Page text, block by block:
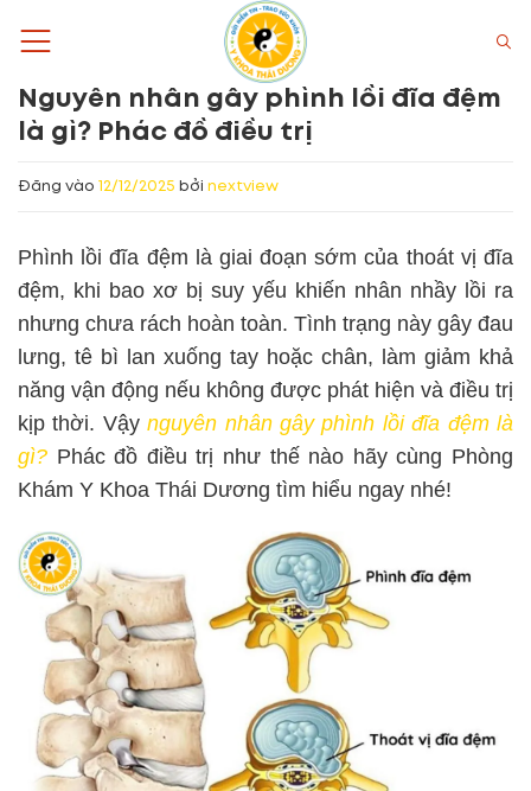
qua
dungNguyên nhân gây phình lồi đĩa đệm
là gì? Phác đồ điều trị
Đăng vào 12/12/2025 bởi nextview
Phình lồi đĩa đệm là giai đoạn sớm của thoát vị đĩa
đệm, khi bao xơ bị suy yếu khiến nhân nhầy lồi ra
nhưng chưa rách hoàn toàn. Tình trạng này gây đau
lưng, tê bì lan xuống tay hoặc chân, làm giảm khả
năng vận động nếu không được phát hiện và điều trị
kịp thời. Vậynguyên nhân gây phình lồi đĩa đệm là
gì? Phác đồ điều trị như thế nào hãy cùng Phòng
Khám Y Khoa Thái Dương tìm hiểu ngay nhé!